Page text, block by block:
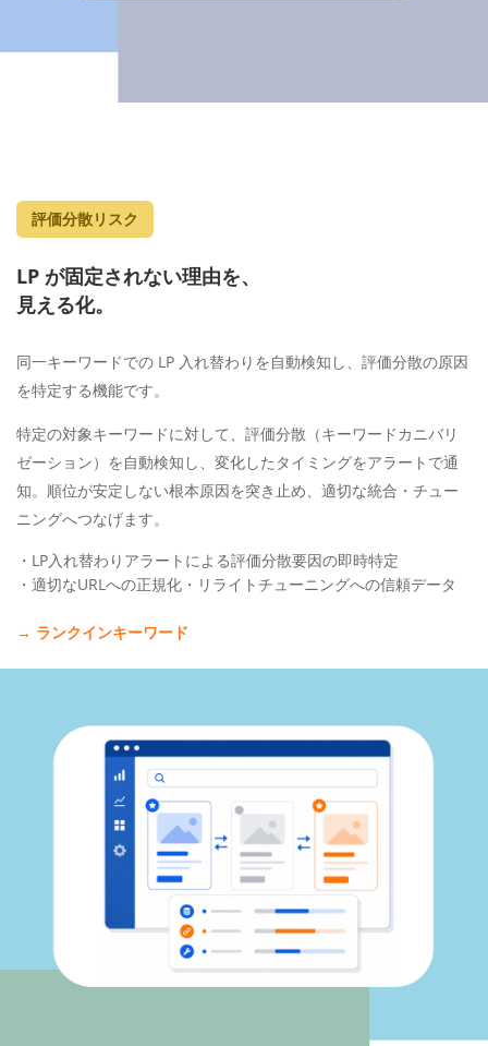
評価分散リスク
LP が固定されない理由を、
見える化。
同一キーワードでの LP 入れ替わりを自動検知し、評価分散の原因
を特定する機能です。
特定の対象キーワードに対して、評価分散（キーワードカニバリ
ゼーション）を自動検知し、変化したタイミングをアラートで通
知。順位が安定しない根本原因を突き止め、適切な統合・チュー
ニングへつなげます。
・LP入れ替わりアラートによる評価分散要因の即時特定
・適切なURLへの正規化・リライトチューニングへの信頼データ
→ ランクインキーワード